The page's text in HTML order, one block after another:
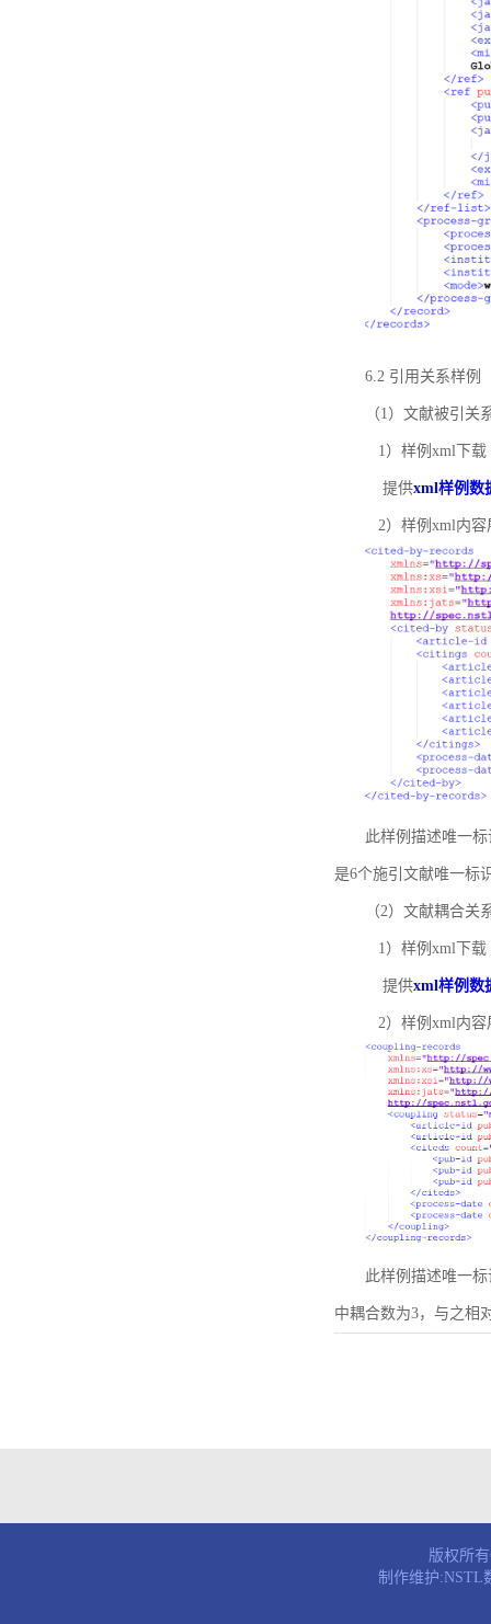
6.2 引用关系样例
（1）文献被引关
1）样例xml下载
提供xml样例数
2）样例xml内容
此样例描述唯一标
是6个施引文献唯一标
（2）文献耦合关
1）样例xml下载
提供xml样例数
2）样例xml内容
此样例描述唯一标
中耦合数为3，与之相
版权所
制作维护:NSTL